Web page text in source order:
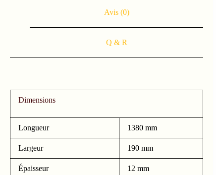
Avis (0)
Q & R
Dimensions
Longueur 1380 mm
Largeur 190 mm
Épaisseur 12 mm